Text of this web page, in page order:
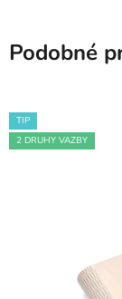
Podobné
TIP
2 DRUHY VAZBY